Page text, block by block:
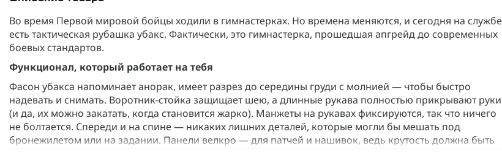
Во время Первой мировой бойцы ходили в гимнастерках. Но времена меняются, и сегодня на службе
есть тактическая рубашка убакс. Фактически, это гимнастерка, прошедшая апгрейд до современных
боевых стандартов.
Функционал, который работает на тебя
Фасон убакса напоминает анорак, имеет разрез до середины груди с молнией — чтобы быстро
надевать и снимать. Воротник-стойка защищает шею, а длинные рукава полностью прикрывают руки
(и да, их можно закатать, когда становится жарко). Манжеты на рукавах фиксируются, так что ничего
не болтается. Спереди и на спине — никаких лишних деталей, которые могли бы мешать под
бронежилетом или на задании. Панели велкро — для патчей и нашивок, ведь крутость должна быть